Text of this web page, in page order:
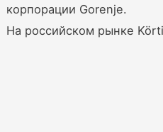
корпорации Gorenje.
На российском рынке